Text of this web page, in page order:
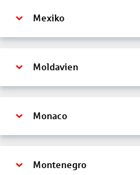
Mexiko
Moldavien
Monaco
Montenegro